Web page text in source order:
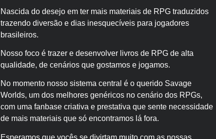
Nascida do desejo em ter mais materiais de RPG traduzidos
trazendo diversão e dias inesquecíveis para jogadores
brasileiros.
Nosso foco é trazer e desenvolver livros de RPG de alta
qualidade, de cenários que gostamos e jogamos.
No momento nosso sistema central é o querido Savage
Worlds, um dos melhores genéricos no cenário dos RPGs,
com uma fanbase criativa e prestativa que sente necessidade
de mais materiais que só encontramos lá fora.
Esperamos que vocês se divirtam muito com as nossas